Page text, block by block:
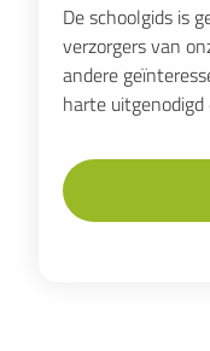
De schoolgids is
verzorgers van
andere
harte